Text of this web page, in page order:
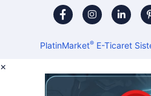
PlatinMarket®E-Ticaret
×